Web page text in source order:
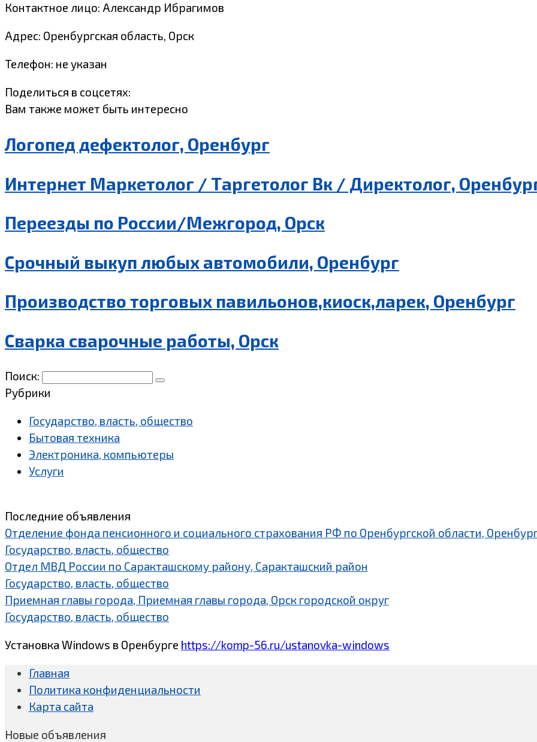
Контактное лицо: Александр Ибрагимов
Адрес: Оренбургская область, Орск
Телефон: не указан
Поделиться в соцсетях:
Вам также может быть интересно
Логопед дефектолог, Оренбург
Интернет Маркетолог / Таргетолог Вк / Директолог,
Переезды по России/Межгород, Орск
Срочный выкуп любых автомобили, Оренбург
Производство торговых павильонов,киоск,ларек, Оренбург
Сварка сварочные работы, Орск
Поиск:
Рубрики
Государство, власть, общество
Бытовая техника
Электроника, компьютеры
Услуги
Последние объявления
Отделение фонда пенсионного и социального страхования РФ по Оренбургской области,
Государство, власть, общество
Отдел МВД России по Саракташскому району, Саракташский район
Государство, власть, общество
Приемная главы города, Приемная главы города, Орск городской округ
Государство, власть, общество
Установка Windows в Оренбурге https://komp-56.ru/ustanovka-windows
Главная
Политика конфиденциальности
Карта сайта
Новые объявления